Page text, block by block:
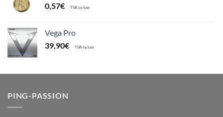
0,57€ TVA incluse
Vega Pro
39,90€ TVA incluse
PING-PASSION